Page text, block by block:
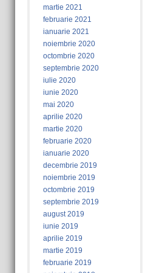
martie 2021
februarie 2021
ianuarie 2021
noiembrie 2020
octombrie 2020
septembrie 2020
iulie 2020
iunie 2020
mai 2020
aprilie 2020
martie 2020
februarie 2020
ianuarie 2020
decembrie 2019
noiembrie 2019
octombrie 2019
septembrie 2019
august 2019
iunie 2019
aprilie 2019
martie 2019
februarie 2019